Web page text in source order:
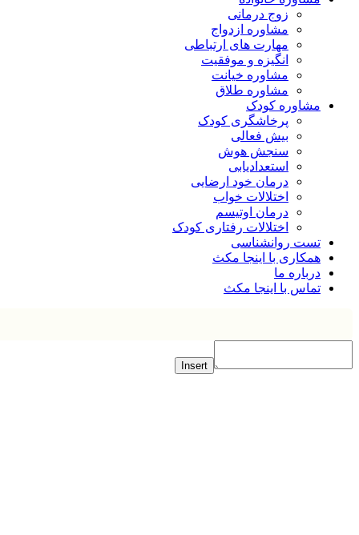
زوج درمانی
مشاوره ازدواج
مهارت های ارتباطی
انگیزه و موفقیت
مشاوره خیانت
مشاوره طلاق
مشاوره کودک
پرخاشگری کودک
بیش فعالی
سنجش هوش
استعدادیابی
درمان خود ارضایی
اختلالات خواب
درمان اوتیسم
اختلالات رفتاری کودک
تست روانشناسی
همکاری با اینجا مکث
درباره ما
تماس با اینجا مکث
Insert